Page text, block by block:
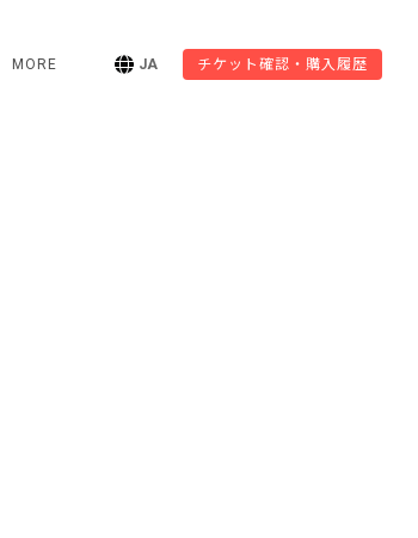
MORE JA チケット確認・購入履歴